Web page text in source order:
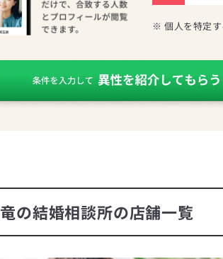
※ 個人を特定
の結婚相談所の店舗一覧